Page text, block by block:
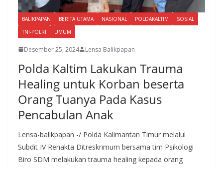
BALIKPAPAN BERITA UTAMA NASIONAL POLDAKALTIM
SOSIAL
TNI-POLRI
UMUM
Desember 25, 2024 Lensa Balikpapan
Polda Kaltim Lakukan Trauma
Healing untuk Korban beserta
Orang Tuanya Pada Kasus
Pencabulan Anak
Lensa-balikpapan -/ Polda Kalimantan Timur melalui
Subdit IV Renakta Ditreskrimum bersama tim Psikologi
Biro SDM melakukan trauma healing kepada orang